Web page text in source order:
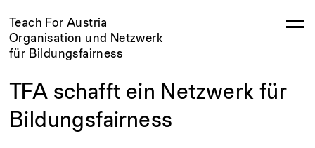
Teach For Austria
Organisation und Netzwerk
für Bildungsfairness
TFA schafft ein Netzwerk für
Bildungsfairness